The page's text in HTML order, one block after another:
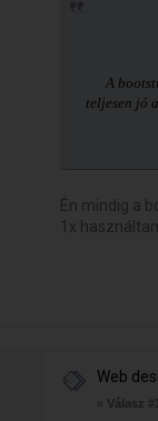
A
teljesen jó
Én mindig a
1x
Web
« Válasz